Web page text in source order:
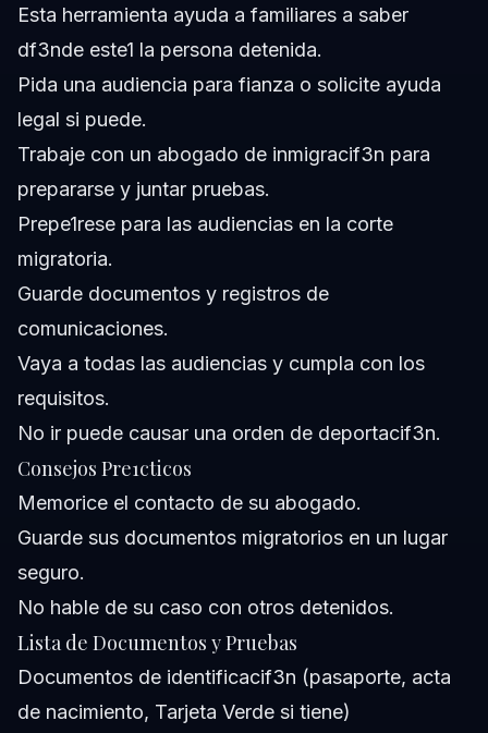
Esta herramienta ayuda a familiares a saber
df3nde este1 la persona detenida.
Pida una audiencia para fianza o solicite ayuda
legal si puede.
Trabaje con un abogado de inmigracif3n para
prepararse y juntar pruebas.
Prepe1rese para las audiencias en la corte
migratoria.
Guarde documentos y registros de
comunicaciones.
Vaya a todas las audiencias y cumpla con los
requisitos.
No ir puede causar una orden de deportacif3n.
Consejos Pre1cticos
Memorice el contacto de su abogado.
Guarde sus documentos migratorios en un lugar
seguro.
No hable de su caso con otros detenidos.
Lista de Documentos y Pruebas
Documentos de identificacif3n (pasaporte, acta
de nacimiento, Tarjeta Verde si tiene)